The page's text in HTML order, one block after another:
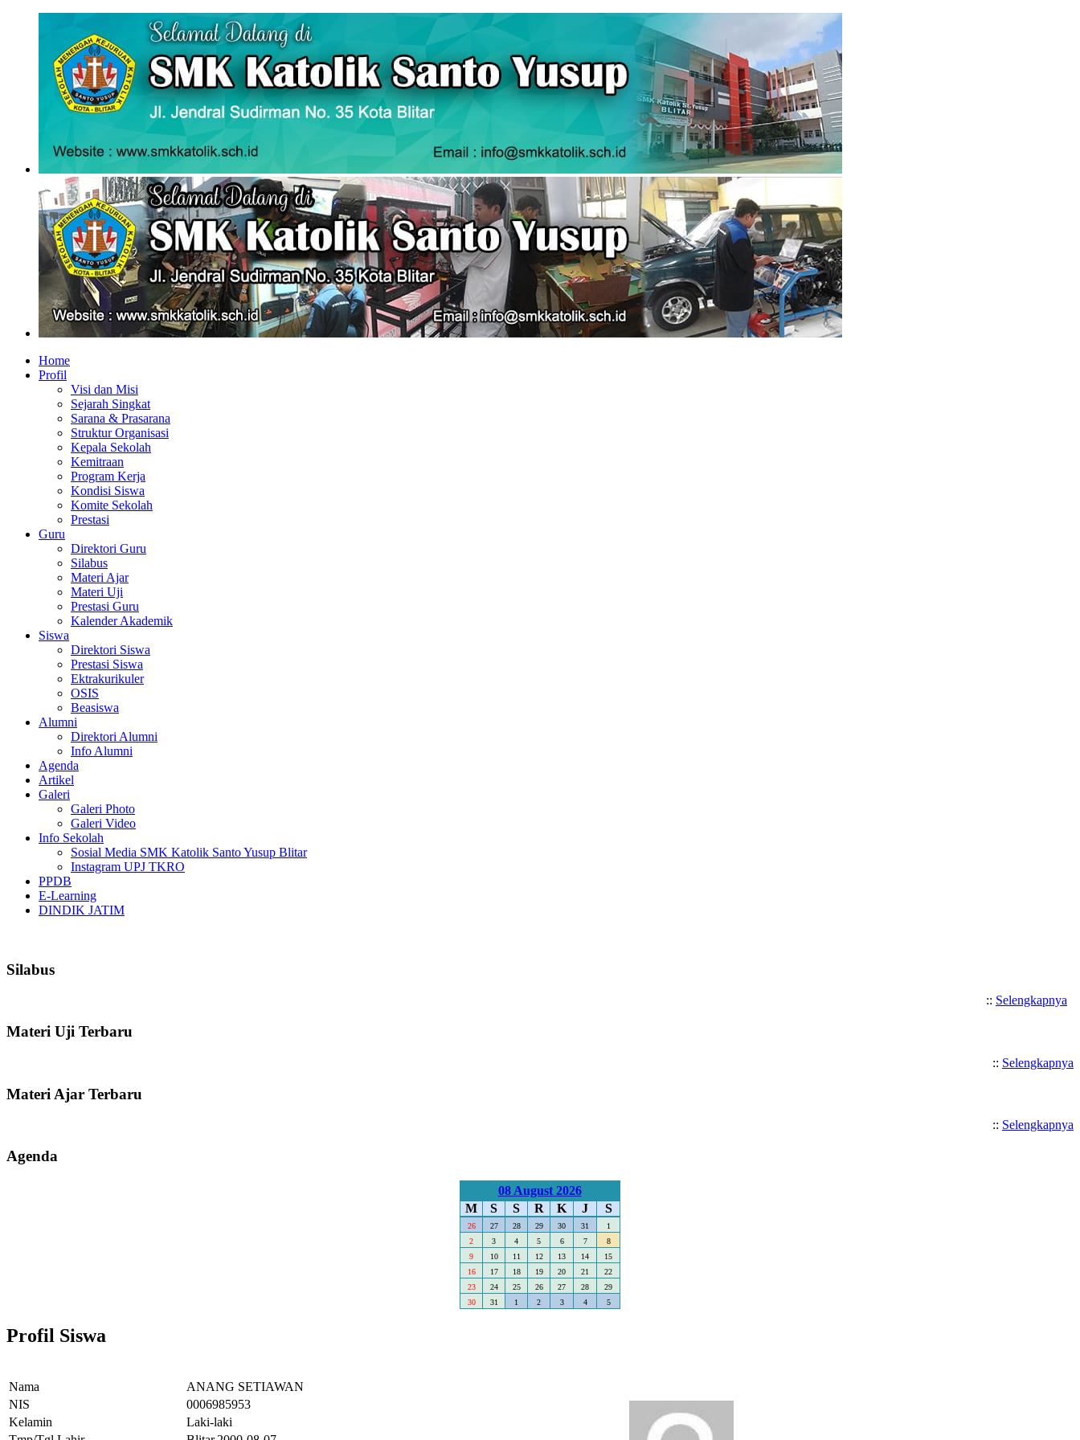
Home
Profil
Visi dan Misi
Sejarah Singkat
Sarana & Prasarana
Struktur Organisasi
Kepala Sekolah
Kemitraan
Program Kerja
Kondisi Siswa
Komite Sekolah
Prestasi
Guru
Direktori Guru
Silabus
Materi Ajar
Materi Uji
Prestasi Guru
Kalender Akademik
Siswa
Direktori Siswa
Prestasi Siswa
Ektrakurikuler
OSIS
Beasiswa
Alumni
Direktori Alumni
Info Alumni
Agenda
Artikel
Galeri
Galeri Photo
Galeri Video
Info Sekolah
Sosial Media SMK Katolik Santo Yusup Blitar
Instagram UPJ TKRO
PPDB
E-Learning
DINDIK JATIM
Silabus
:: Selengkapnya
Materi Uji Terbaru
:: Selengkapnya
Materi Ajar Terbaru
:: Selengkapnya
Agenda
08 August 2026
M
S S R K J S
26 27 28 29 30 31
1
2
3 4 5 6 7
8
9
10 11 12 13 14
15
16
17 18 19 20 21
22
23
24 25 26 27 28
29
30
31 1 2 3 4 5
Profil Siswa
Nama
ANANG SETIAWAN
NIS
0006985953
Kelamin
Laki-laki